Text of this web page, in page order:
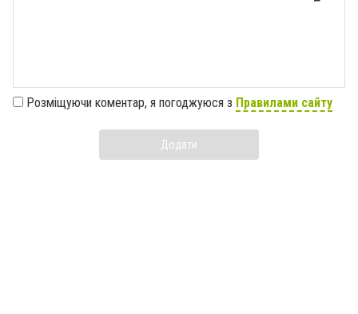
Розміщуючи коментар, я погоджуюся з Правилами сайту
Додати